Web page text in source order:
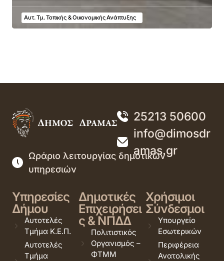
Αυτ. Τμ. Τοπικής & Οικονομικής Ανάπτυξης
25213 50600
info@dimosdr
amas.gr
Ωράριο λειτουργίας δημοτικών
υπηρεσιών
Υπηρεσίες
Δήμου
Αυτοτελές
Τμήμα Κ.Ε.Π.
Αυτοτελές
Τμήμα
Δημοτικές
Επιχειρήσει
ς & ΝΠΔΔ
Πολιτιστικός
Οργανισμός –
ΦΤΜΜ
Χρήσιμοι
Σύνδεσμοι
Υπουργείο
Εσωτερικών
Περιφέρεια
Ανατολικής